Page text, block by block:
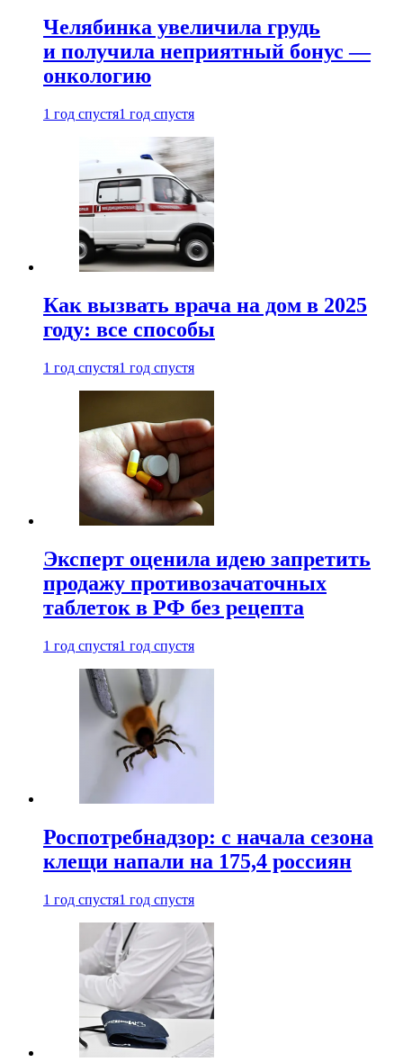
Челябинка увеличила грудь
и получила неприятный бонус —
онкологию
1 год спустя1 год спустя
Как вызвать врача на дом в 2025
году: все способы
1 год спустя1 год спустя
Эксперт оценила идею запретить
продажу противозачаточных
таблеток в РФ без рецепта
1 год спустя1 год спустя
Роспотребнадзор: с начала сезона
клещи напали на 175,4 россиян
1 год спустя1 год спустя